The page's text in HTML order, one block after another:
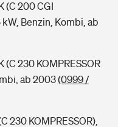
(C 200 CGI
kW, Benzin, Kombi, ab
230 KOMPRESSOR
ab 2003(0999 /
230 KOMPRESSOR),